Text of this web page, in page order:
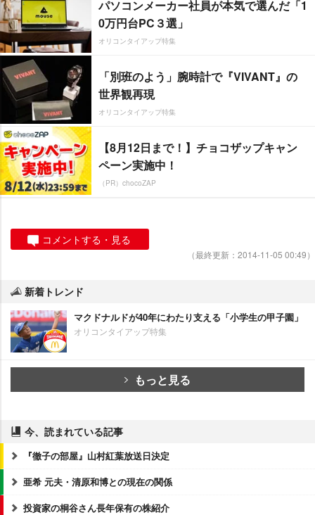
パソコンメーカー社員が本気で選んだ「1
0万円台PC３選」
オリコンタイアップ特集
「別班のよう」腕時計で『VIVANT』の
世界観再現
オリコンタイアップ特集
【8月12日まで！】チョコザップキャン
ペーン実施中！
（PR）chocoZAP
コメントする・見る
（最終更新：2014-11-05 00:49）
新着トレンド
マクドナルドが40年にわたり支える「小学生の甲子園」
オリコンタイアップ特集
もっと見る
今、読まれている記事
『徹子の部屋』山村紅葉放送日決定
亜希 元夫・清原和博との現在の関係
投資家の桐谷さん長年保有の株紹介